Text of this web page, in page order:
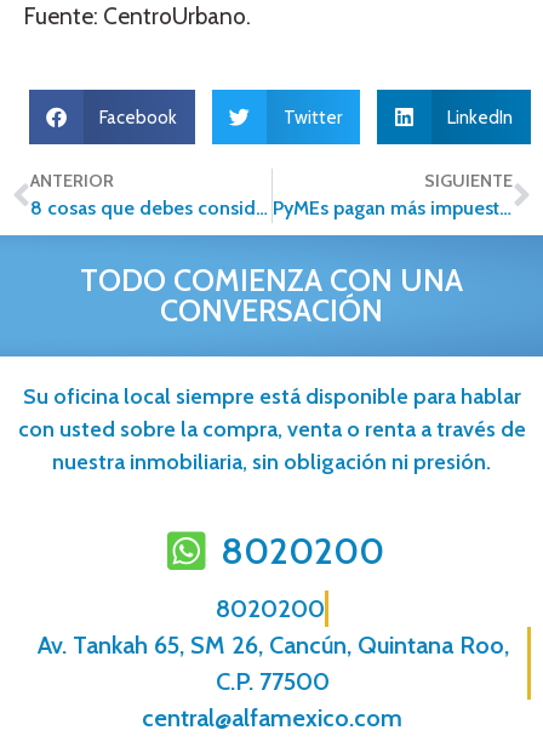
Fuente: CentroUrbano.
Facebook Twitter LinkedIn
ANTERIOR
8 cosas que debes considerar antes de independizarte
SIGUIENTE
PyMEs pagan más impuestos por desconocimiento
TODO COMIENZA CON UNA
CONVERSACIÓN
Su oficina local siempre está disponible para hablar
con usted sobre la compra, venta o renta a través de
nuestra inmobiliaria, sin obligación ni presión.
8020200
8020200
Av. Tankah 65, SM 26, Cancún, Quintana Roo,
C.P. 77500
central@alfamexico.com